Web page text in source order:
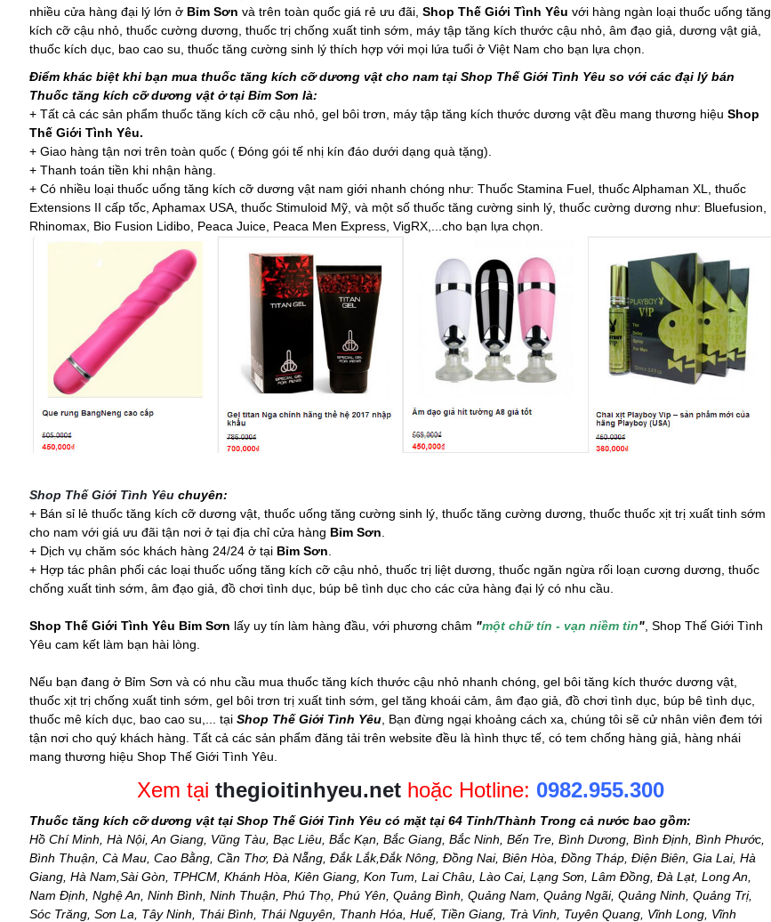
nhiều cửa hàng đại lý lớn ở Bỉm Sơn và trên toàn quốc giá rẻ ưu đãi,Shop Thế Giới Tình Yêu với hàng ngàn loại thuốc uống tăng
kích cỡ cậu nhỏ, thuốc cường dương, thuốc trị chống xuất tinh sớm, máy tập tăng kích thước cậu nhỏ, âm đạo giả, dương vật giả,
thuốc kích dục, bao cao su, thuốc tăng cường sinh lý thích hợp với mọi lứa tuổi ở Việt Nam cho bạn lựa chọn.
Điểm khác biệt khi bạn mua thuốc tăng kích cỡ dương vật cho nam tại Shop Thế Giới Tình Yêu so với các đại lý bán
Thuốc tăng kích cỡ dương vật ở tại Bỉm Sơn là:
+ Tất cả các sản phẩm thuốc tăng kích cỡ cậu nhỏ, gel bôi trơn, máy tập tăng kích thước dương vật đều mang thương hiệuShop
Thế Giới Tình Yêu.
+ Giao hàng tận nơi trên toàn quốc ( Đóng gói tế nhị kín đáo dưới dạng quà tặng).
+ Thanh toán tiền khi nhận hàng.
+ Có nhiều loại thuốc uống tăng kích cỡ dương vật nam giới nhanh chóng như: Thuốc Stamina Fuel, thuốc Alphaman XL, thuốc
Extensions II cấp tốc, Aphamax USA, thuốc Stimuloid Mỹ, và một số thuốc tăng cường sinh lý, thuốc cường dương như: Bluefusion,
Rhinomax, Bio Fusion Lidibo, Peaca Juice, Peaca Men Express, VigRX,...cho bạn lựa chọn.
Shop Thế Giới Tình Yêu chuyên:
+ Bán sỉ lẻ thuốc tăng kích cỡ dương vật, thuốc uống tăng cường sinh lý, thuốc tăng cường dương, thuốc thuốc xịt trị xuất tinh sớm
cho nam với giá ưu đãi tận nơi ở tại địa chỉ cửa hàng Bỉm Sơn
+ Dịch vụ chăm sóc khách hàng 24/24 ở tại Bỉm Sơn
+ Hợp tác phân phối các loại thuốc uống tăng kích cỡ cậu nhỏ, thuốc trị liệt dương, thuốc ngăn ngừa rối loạn cương dương, thuốc
chống xuất tinh sớm, âm đạo giả, đồ chơi tình dục, búp bê tình dục cho các cửa hàng đại lý có nhu cầu.
Shop Thế Giới Tình Yêu Bỉm Sơn lấy uy tín làm hàng đầu, với phương châm "một chữ tín - vạn niềm tin" , Shop Thế Giới Tình
Yêu cam kết làm bạn hài lòng.
Nếu bạn đang ở Bỉm Sơn và có nhu cầu mua thuốc tăng kích thước cậu nhỏ nhanh chóng, gel bôi tăng kích thước dương vật,
thuốc xịt trị chống xuất tinh sớm, gel bôi trơn trị xuất tinh sớm, gel tăng khoái cảm,âm đạo giả , đồ chơi tình dục, búp bê tình dục,
thuốc mê kích dục, bao cao su,... tạiShop Thế Giới Tình Yêu , Bạn đừng ngại khoảng cách xa, chúng tôi sẽ cử nhân viên đem tới
tận nơi cho quý khách hàng. Tất cả các sản phẩm đăng tải trên website đều là hình thực tế, có tem chống hàng giả, hàng nhái
mang thương hiệu Shop Thế Giới Tình Yêu.
Xem tạithegioitinhyeu.net hoặc Hotline: 0982.955.300
Thuốc tăng kích cỡ dương vật tại Shop Thế Giới Tình Yêu có mặt tại 64 Tỉnh/Thành Trong cả nước bao gồm:
Hồ Chí Minh, Hà Nội, An Giang, Vũng Tàu, Bạc Liêu, Bắc Kạn, Bắc Giang, Bắc Ninh, Bến Tre, Bình Dương, Bình Định, Bình Phước,
Bình Thuận, Cà Mau, Cao Bằng, Cần Thơ, Đà Nẵng, Đắk Lắk,Đắk Nông, Đồng Nai, Biên Hòa, Đồng Tháp, Điện Biên, Gia Lai, Hà
Giang, Hà Nam,Sài Gòn, TPHCM, Khánh Hòa, Kiên Giang, Kon Tum, Lai Châu, Lào Cai, Lạng Sơn, Lâm Đồng, Đà Lạt, Long An,
Nam Định, Nghệ An, Ninh Bình, Ninh Thuận, Phú Thọ, Phú Yên, Quảng Bình, Quảng Nam, Quảng Ngãi, Quảng Ninh, Quảng Trị,
Sóc Trăng, Sơn La, Tây Ninh, Thái Bình, Thái Nguyên, Thanh Hóa, Huế, Tiền Giang, Trà Vinh, Tuyên Quang, Vĩnh Long, Vĩnh